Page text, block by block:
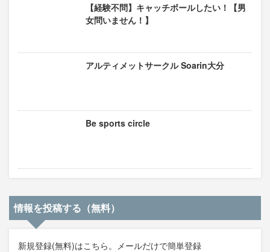
【経験不問】キャッチボールしたい！【男
女問いません！】
アルティメットサークル Soarin大分
Be sports circle
情報を投稿する（無料）
新規登録(無料)はこちら。メールだけで簡単登録